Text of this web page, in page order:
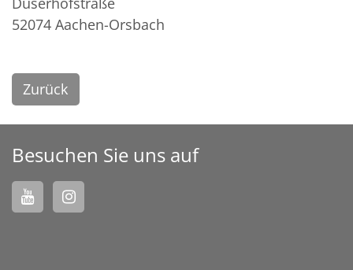
52074 Aachen-Orsbach
Zurück
Besuchen Sie uns auf